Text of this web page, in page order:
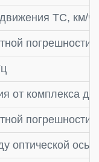
ТС, км/ч
погрешности
от комплекса
погрешности
оптической